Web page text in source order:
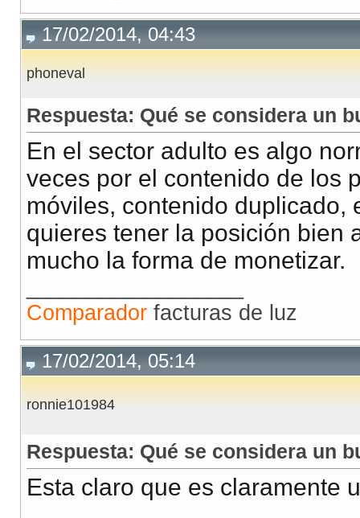
17/02/2014, 04:43
phoneval
Respuesta: Qué se considera un
En el sector adulto es algo
veces por el contenido de los
móviles, contenido duplicado,
quieres tener la posición bien
mucho la forma de monetizar.
Comparador facturas de luz
17/02/2014, 05:14
ronnie101984
Respuesta: Qué se considera un
Esta claro que es claramente